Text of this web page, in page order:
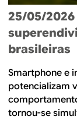
25/05/2026
brasileiras
Smartphone e
potencializam
tornou-se